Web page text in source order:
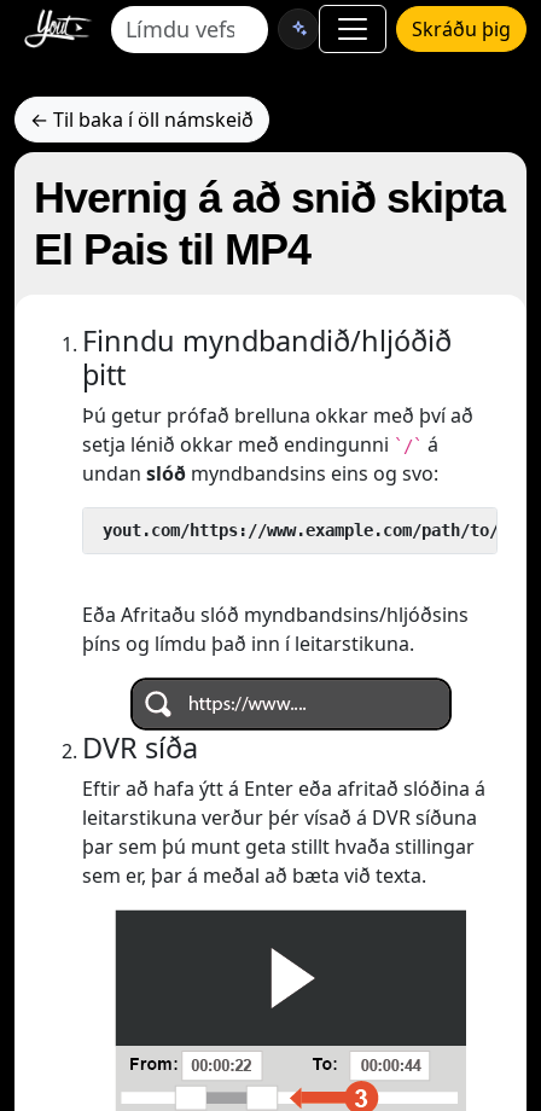
Skráðu þig
← Til baka í öll námskeið
Hvernig á að snið skipta
El Pais til MP4
Finndu myndbandið/hljóðið
þitt
Þú getur prófað brelluna okkar með því að
setja lénið okkar með endingunni `/` á
undan slóð myndbandsins eins og svo:
yout.com/https://www.example.com/path/to/
Eða Afritaðu slóð myndbandsins/hljóðsins
þíns og límdu það inn í leitarstikuna.
DVR síða
Eftir að hafa ýtt á Enter eða afritað slóðina á
leitarstikuna verður þér vísað á DVR síðuna
þar sem þú munt geta stillt hvaða stillingar
sem er, þar á meðal að bæta við texta.